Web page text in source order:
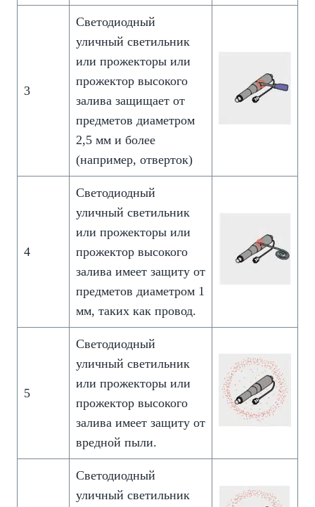
3
Светодиодный
уличный светильник
или прожекторы или
прожектор высокого
залива защищает от
предметов диаметром
2,5 мм и более
(например, отверток)
4
Светодиодный
уличный светильник
или прожекторы или
прожектор высокого
залива имеет защиту от
предметов диаметром 1
мм, таких как провод.
5
Светодиодный
уличный светильник
или прожекторы или
прожектор высокого
залива имеет защиту от
вредной пыли.
Светодиодный
уличный светильник